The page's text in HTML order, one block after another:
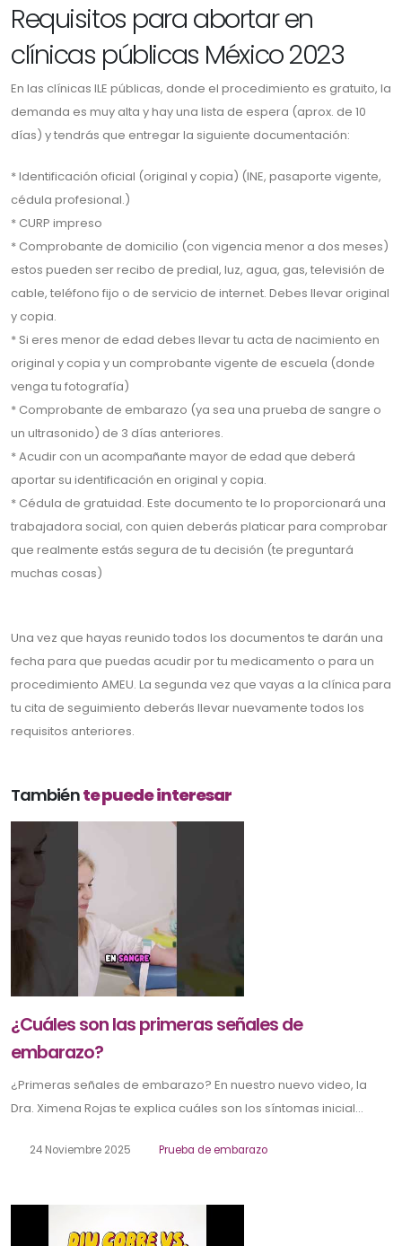
Requisitos para abortar en
clínicas públicas México 2023
En las clínicas ILE públicas, donde el procedimiento es gratuito, la
demanda es muy alta y hay una lista de espera (aprox. de 10
días) y tendrás que entregar la siguiente documentación:
* Identificación oficial (original y copia) (INE, pasaporte vigente,
cédula profesional.)
* CURP impreso
* Comprobante de domicilio (con vigencia menor a dos meses)
estos pueden ser recibo de predial, luz, agua, gas, televisión de
cable, teléfono fijo o de servicio de internet. Debes llevar original
y copia.
* Si eres menor de edad debes llevar tu acta de nacimiento en
original y copia y un comprobante vigente de escuela (donde
venga tu fotografía)
* Comprobante de embarazo (ya sea una prueba de sangre o
un ultrasonido) de 3 días anteriores.
* Acudir con un acompañante mayor de edad que deberá
aportar su identificación en original y copia.
* Cédula de gratuidad. Este documento te lo proporcionará una
trabajadora social, con quien deberás platicar para comprobar
que realmente estás segura de tu decisión (te preguntará
muchas cosas)
Una vez que hayas reunido todos los documentos te darán una
fecha para que puedas acudir por tu medicamento o para un
procedimiento AMEU. La segunda vez que vayas a la clínica para
tu cita de seguimiento deberás llevar nuevamente todos los
requisitos anteriores.
Tambiénte puede interesar
¿Cuáles son las primeras señales de
embarazo?
¿Primeras señales de embarazo? En nuestro nuevo video, la
Dra. Ximena Rojas te explica cuáles son los síntomas inicial...
24 Noviembre 2025 Prueba de embarazo